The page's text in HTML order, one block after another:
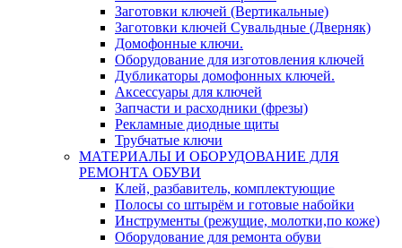
Заготовки ключей (Вертикальные)
Заготовки ключей Сувальдные (Дверняк)
Домофонные ключи.
Оборудование для изготовления ключей
Дубликаторы домофонных ключей.
Аксессуары для ключей
Запчасти и расходники (фрезы)
Рекламные диодные щиты
Трубчатые ключи
МАТЕРИАЛЫ И ОБОРУДОВАНИЕ ДЛЯ
РЕМОНТА ОБУВИ
Клей, разбавитель, комплектующие
Полосы со штырём и готовые набойки
Инструменты (режущие, молотки,по коже)
Оборудование для ремонта обуви